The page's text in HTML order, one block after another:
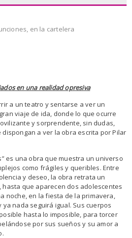
en la cartelera
en una realidad opresiva
a un teatro y sentarse a ver un
viaje de ida, donde lo que ocurre
y sorprendente, sin dudas,
a ver la obra escrita por Pilar
es una obra que muestra un universo
como frágiles y queribles. Entre
y deseo, la obra retrata un
que aparecen dos adolescentes
noche, en la fiesta de la primavera,
nada seguirá igual. Sus cuerpos
hasta lo imposible, para torcer
por sus sueños y su amor a